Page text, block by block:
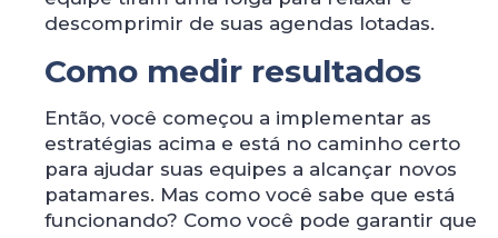
descomprimir de suas agendas lotadas.
Como medir resultados
Então, você começou a implementar as
estratégias acima e está no caminho certo
para ajudar suas equipes a alcançar novos
patamares. Mas como você sabe que está
funcionando? Como você pode garantir que